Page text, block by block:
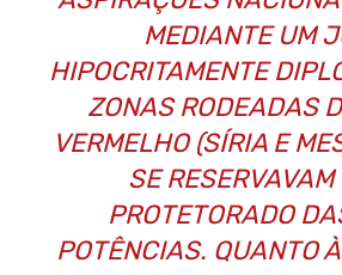
MEDIANTE UM
HIPOCRITAMENTE
ZONAS RODEADAS
VERMELHO (SÍRIA E
SE
PROTETORADO
POTÊNCIAS. QUANTO